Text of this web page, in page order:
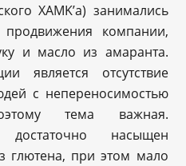
XAMK’a) занимались
продвижения компании,
и масло из амаранта.
является отсутствие
с непереносимостью
тема важная.
насыщен
глютена, при этом мало